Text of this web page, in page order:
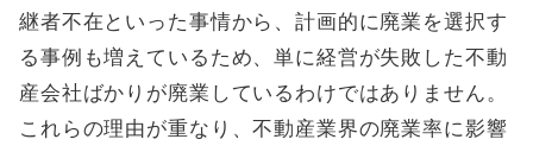
継者不在といった事情から、計画的に廃業を選択す
る事例も増えているため、単に経営が失敗した不動
産会社ばかりが廃業しているわけではありません。
これらの理由が重なり、不動産業界の廃業率に影響